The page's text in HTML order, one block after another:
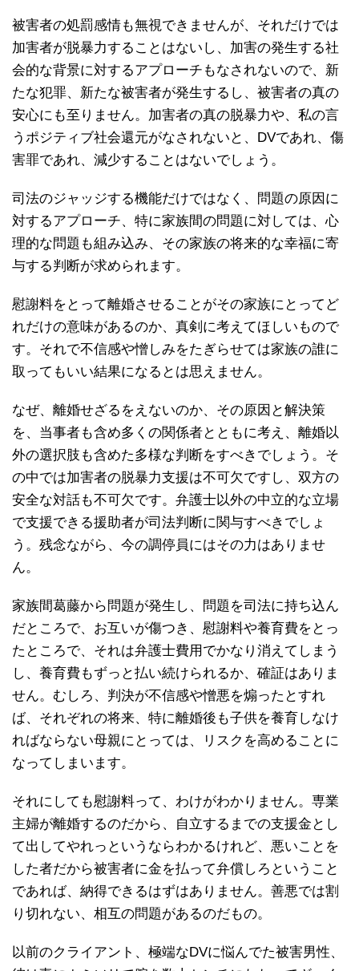
被害者の処罰感情も無視できませんが、それだけでは
加害者が脱暴力することはないし、加害の発生する社
会的な背景に対するアプローチもなされないので、新
たな犯罪、新たな被害者が発生するし、被害者の真の
安心にも至りません。加害者の真の脱暴力や、私の言
うポジティブ社会還元がなされないと、DVであれ、傷
害罪であれ、減少することはないでしょう。
司法のジャッジする機能だけではなく、問題の原因に
対するアプローチ、特に家族間の問題に対しては、心
理的な問題も組み込み、その家族の将来的な幸福に寄
与する判断が求められます。
慰謝料をとって離婚させることがその家族にとってど
れだけの意味があるのか、真剣に考えてほしいもので
す。それで不信感や憎しみをたぎらせては家族の誰に
取ってもいい結果になるとは思えません。
なぜ、離婚せざるをえないのか、その原因と解決策
を、当事者も含め多くの関係者とともに考え、離婚以
外の選択肢も含めた多様な判断をすべきでしょう。そ
の中では加害者の脱暴力支援は不可欠ですし、双方の
安全な対話も不可欠です。弁護士以外の中立的な立場
で支援できる援助者が司法判断に関与すべきでしょ
う。残念ながら、今の調停員にはその力はありませ
ん。
家族間葛藤から問題が発生し、問題を司法に持ち込ん
だところで、お互いが傷つき、慰謝料や養育費をとっ
たところで、それは弁護士費用でかなり消えてしまう
し、養育費もずっと払い続けられるか、確証はありま
せん。むしろ、判決が不信感や憎悪を煽ったとすれ
ば、それぞれの将来、特に離婚後も子供を養育しなけ
ればならない母親にとっては、リスクを高めることに
なってしまいます。
それにしても慰謝料って、わけがわかりません。専業
主婦が離婚するのだから、自立するまでの支援金とし
て出してやれっというならわかるけれど、悪いことを
した者だから被害者に金を払って弁償しろということ
であれば、納得できるはずはありません。善悪では割
り切れない、相互の問題があるのだもの。
以前のクライアント、極端なDVに悩んでた被害男性、